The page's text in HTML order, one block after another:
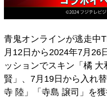
青鬼オンラインが逃走中
月12日から2024年7月26
ッションでスキン「橘
賢」、7月19日から入れ
寺 陸」「寺島 譲司」を獲